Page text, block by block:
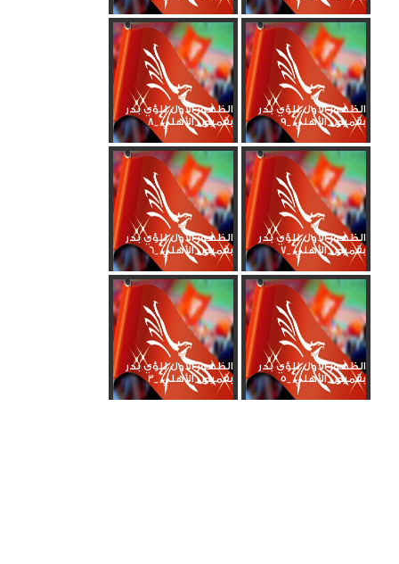
الظهور الأول للؤي بدر
بقميص الأهلي _9
الظهور الأول للؤي بدر
بقميص الأهلي _8
الظهور الأول للؤي بدر
بقميص الأهلي _7
الظهور الأول للؤي بدر
بقميص الأهلي _6
الظهور الأول للؤي بدر
بقميص الأهلي _5
الظهور الأول للؤي بدر
بقميص الأهلي _3